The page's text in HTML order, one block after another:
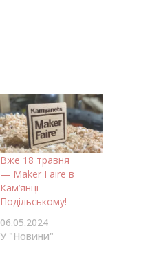
Вже 18 травня
— Maker Faire в
Кам’янці-
Подільському!
06.05.2024
У "Новини"